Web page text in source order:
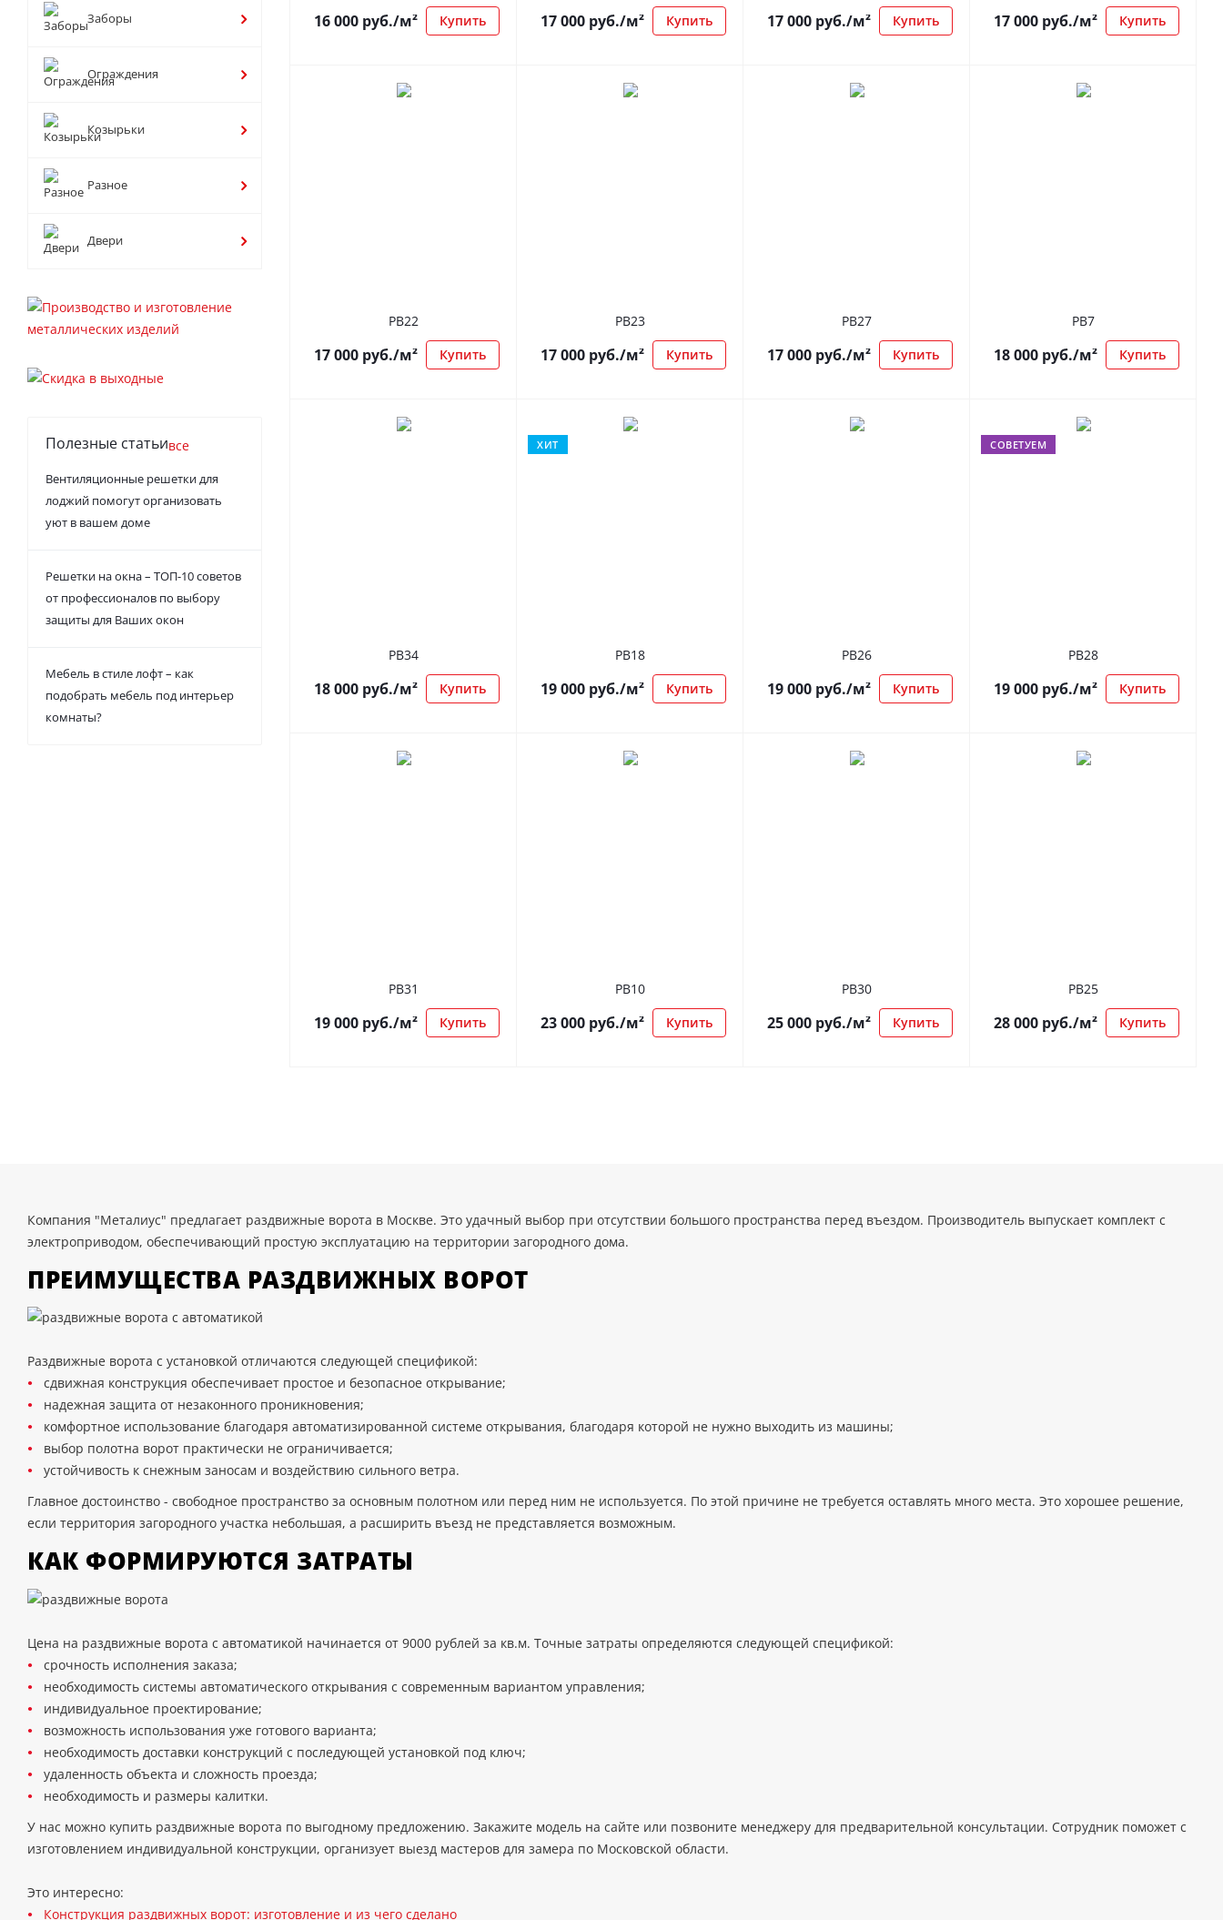
16 000 руб./м² Купить 17 000 руб./м² Купить 17 000 руб./м² Купить 17 000 руб./м² Купить
РВ22
17 000 руб./м² Купить
РВ23
17 000 руб./м² Купить
РВ27
17 000 руб./м² Купить
РВ7
18 000 руб./м² Купить
РВ34
18 000 руб./м² Купить
ХИТ
РВ18
19 000 руб./м² Купить
РВ26
19 000 руб./м² Купить
СОВЕТУЕМ
РВ28
19 000 руб./м² Купить
РВ31
19 000 руб./м² Купить
РВ10
23 000 руб./м² Купить
РВ30
25 000 руб./м² Купить
РВ25
28 000 руб./м² Купить
Заборы
Ограждения
Козырьки
Разное
Двери
Полезные статьивсе
Вентиляционные решетки для
лоджий помогут организовать
уют в вашем доме
Решетки на окна – ТОП-10 советов
от профессионалов по выбору
защиты для Ваших окон
Мебель в стиле лофт – как
подобрать мебель под интерьер
комнаты?
Компания "Металиус" предлагает раздвижные ворота в Москве. Это удачный выбор при отсутствии большого пространства перед въездом. Производитель выпускает комплект с
электроприводом, обеспечивающий простую эксплуатацию на территории загородного дома.
ПРЕИМУЩЕСТВА РАЗДВИЖНЫХ ВОРОТ
Раздвижные ворота с установкой отличаются следующей спецификой:
сдвижная конструкция обеспечивает простое и безопасное открывание;
надежная защита от незаконного проникновения;
комфортное использование благодаря автоматизированной системе открывания, благодаря которой не нужно выходить из машины;
выбор полотна ворот практически не ограничивается;
устойчивость к снежным заносам и воздействию сильного ветра.
Главное достоинство - свободное пространство за основным полотном или перед ним не используется. По этой причине не требуется оставлять много места. Это хорошее решение,
если территория загородного участка небольшая, а расширить въезд не представляется возможным.
КАК ФОРМИРУЮТСЯ ЗАТРАТЫ
Цена на раздвижные ворота с автоматикой начинается от 9000 рублей за кв.м. Точные затраты определяются следующей спецификой:
срочность исполнения заказа;
необходимость системы автоматического открывания с современным вариантом управления;
индивидуальное проектирование;
возможность использования уже готового варианта;
необходимость доставки конструкций с последующей установкой под ключ;
удаленность объекта и сложность проезда;
необходимость и размеры калитки.
У нас можно купить раздвижные ворота по выгодному предложению. Закажите модель на сайте или позвоните менеджеру для предварительной консультации. Сотрудник поможет с
изготовлением индивидуальной конструкции, организует выезд мастеров для замера по Московской области.
Это интересно:
Конструкция раздвижных ворот: изготовление и из чего сделано